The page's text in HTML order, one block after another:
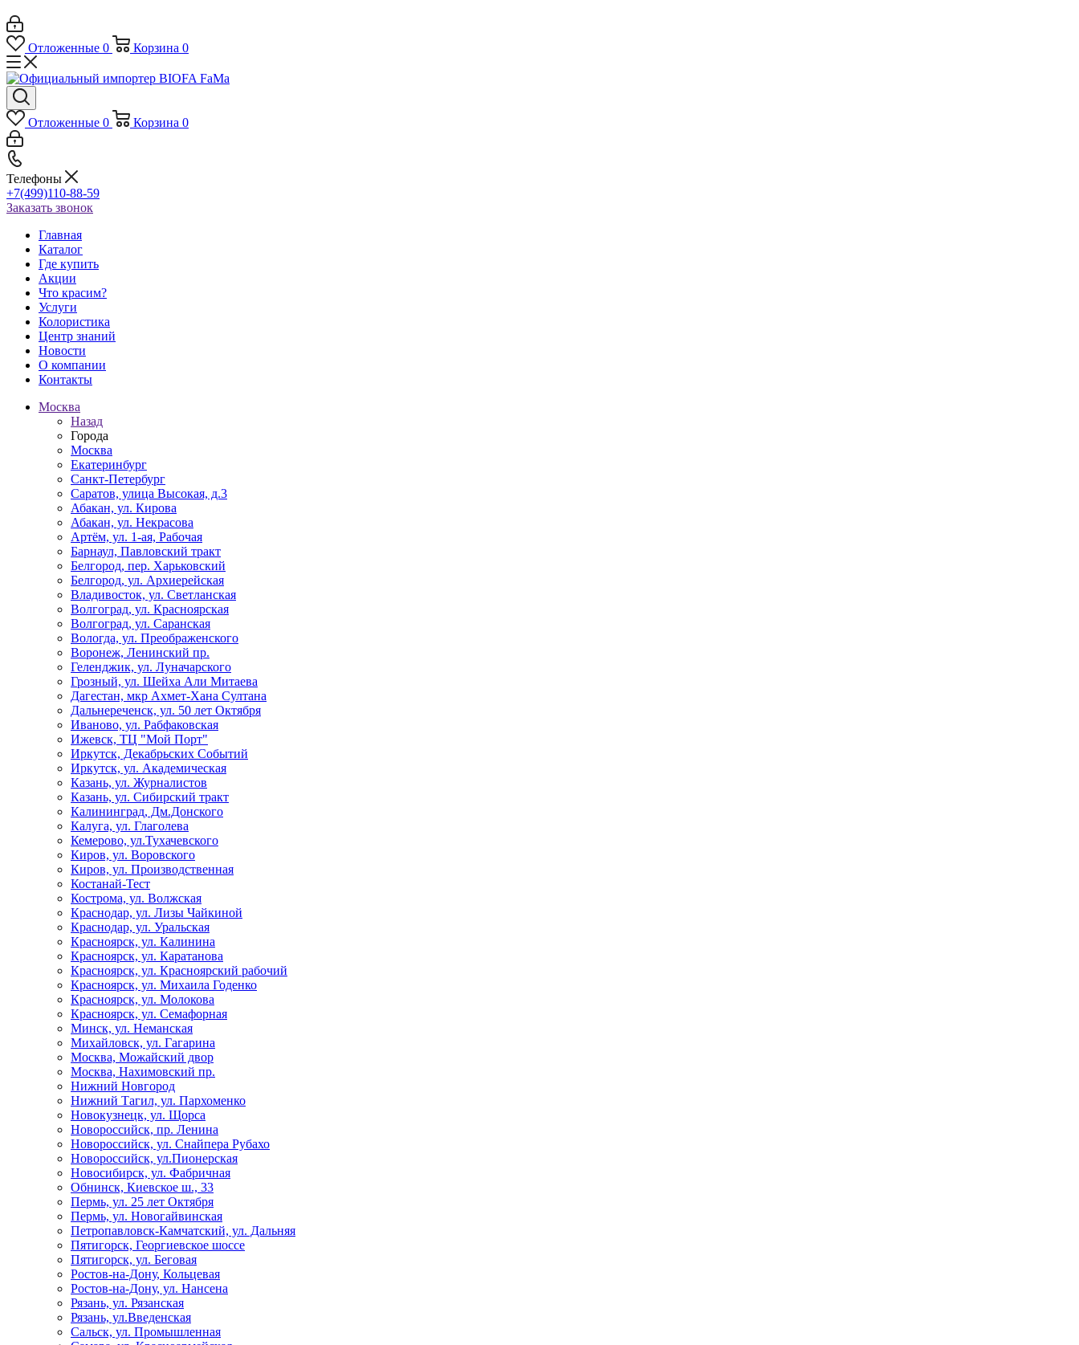
Отложенные 0 Корзина 0
Отложенные 0 Корзина 0
Телефоны
+7(499)110-88-59
Заказать звонок
Главная
Каталог
Где купить
Акции
Что красим?
Услуги
Колористика
Центр знаний
Новости
О компании
Контакты
Москва
Назад
Города
Москва
Екатеринбург
Санкт-Петербург
Саратов, улица Высокая, д.3
Абакан, ул. Кирова
Абакан, ул. Некрасова
Артём, ул. 1-ая, Рабочая
Барнаул, Павловский тракт
Белгород, пер. Харьковский
Белгород, ул. Архиерейская
Владивосток, ул. Светланская
Волгоград, ул. Красноярская
Волгоград, ул. Саранская
Вологда, ул. Преображенского
Воронеж, Ленинский пр.
Геленджик, ул. Луначарского
Грозный, ул. Шейха Али Митаева
Дагестан, мкр Ахмет-Хана Султана
Дальнереченск, ул. 50 лет Октября
Иваново, ул. Рабфаковская
Ижевск, ТЦ "Мой Порт"
Иркутск, Декабрьских Событий
Иркутск, ул. Академическая
Казань, ул. Журналистов
Казань, ул. Сибирский тракт
Калининград, Дм.Донского
Калуга, ул. Глаголева
Кемерово, ул.Тухачевского
Киров, ул. Воровского
Киров, ул. Производственная
Костанай-Тест
Кострома, ул. Волжская
Краснодар, ул. Лизы Чайкиной
Краснодар, ул. Уральская
Красноярск, ул. Калинина
Красноярск, ул. Каратанова
Красноярск, ул. Красноярский рабочий
Красноярск, ул. Михаила Годенко
Красноярск, ул. Молокова
Красноярск, ул. Семафорная
Минск, ул. Неманская
Михайловск, ул. Гагарина
Москва, Можайский двор
Москва, Нахимовский пр.
Нижний Новгород
Нижний Тагил, ул. Пархоменко
Новокузнецк, ул. Щорса
Новороссийск, пр. Ленина
Новороссийск, ул. Снайпера Рубахо
Новороссийск, ул.Пионерская
Новосибирск, ул. Фабричная
Обнинск, Киевское ш., 33
Пермь, ул. 25 лет Октября
Пермь, ул. Новогайвинская
Петропавловск-Камчатский, ул. Дальняя
Пятигорск, Георгиевское шоссе
Пятигорск, ул. Беговая
Ростов-на-Дону, Кольцевая
Ростов-на-Дону, ул. Нансена
Рязань, ул. Рязанская
Рязань, ул.Введенская
Сальск, ул. Промышленная